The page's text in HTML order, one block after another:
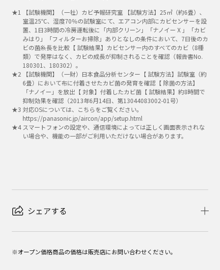
★1
【試験機関】（一社）カビ予報研究室 【試験方法】25㎥（約6畳）、
室温25℃、湿度70％の試験室にて、エアコン内部にカビセンサーを設
置、1日3時間の冷房運転後に「内部クリーン」「ナノイー X 」「カビ
みはり」「フィルターお掃除」ありとなしの条件において、7日後のカ
ビの菌糸長を比較【 試験結果】カビセンサー内のすべてのカビ（8種
類）で発芽はなく、カビの成長が抑制されることを確認（報告書No.
180301、180302）。
★2
【試験機関】（一財）日本食品分析センター【 試験方法】試験室（約
6畳）において布に付着させたカビ菌の発育を確認【 除菌の方法】
「ナノイー」を放出【 対象】付着したカビ菌【 試験結果】約8時間で
抑制効果を確認（2013年6月14日、第13044083002-01号）
★3 対応OSについては、こちらをご覧ください。
https://panasonic.jp/aircon/app/setup.html
★4 スマートフォンの設定や、通信環境によっては正しく画面表示されな
い場合や、機能の一部がご利用いただけない場合があります。
シェアする
※オープン価格商品の価格は販売店にお問い合わせください。